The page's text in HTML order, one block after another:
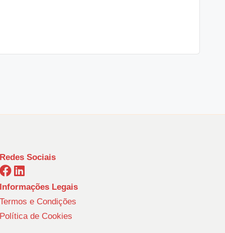
Redes Sociais
Informações Legais
Termos e Condições
Política de Cookies